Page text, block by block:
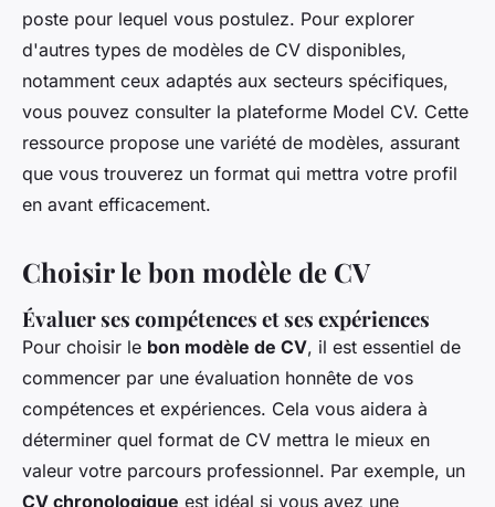
poste pour lequel vous postulez. Pour explorer
d'autres types de modèles de CV disponibles,
notamment ceux adaptés aux secteurs spécifiques,
vous pouvez consulter la plateforme Model CV. Cette
ressource propose une variété de modèles, assurant
que vous trouverez un format qui mettra votre profil
en avant efficacement.
Choisir le bon modèle de CV
Évaluer ses compétences et ses expériences
Pour choisir le bon modèle de CV, il est essentiel de
commencer par une évaluation honnête de vos
compétences et expériences. Cela vous aidera à
déterminer quel format de CV mettra le mieux en
valeur votre parcours professionnel. Par exemple, un
CV chronologique est idéal si vous avez une